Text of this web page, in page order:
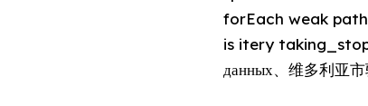
forEach weak
is itery
данных、维多利亚